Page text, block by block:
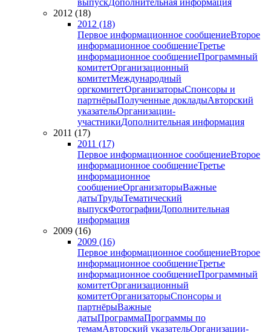
выпускДополнительная информация
2012 (18)
2012 (18)
Первое информационное сообщениеВторое
информационное сообщениеТретье
информационное сообщениеПрограммный
комитетОрганизационный
комитетМеждународный
оргкомитетОрганизаторыСпонсоры и
партнёрыПолученные докладыАвторский
указательОрганизации-
участникиДополнительная информация
2011 (17)
2011 (17)
Первое информационное сообщениеВторое
информационное сообщениеТретье
информационное
сообщениеОрганизаторыВажные
датыТрудыТематический
выпускФотографииДополнительная
информация
2009 (16)
2009 (16)
Первое информационное сообщениеВторое
информационное сообщениеТретье
информационное сообщениеПрограммный
комитетОрганизационный
комитетОрганизаторыСпонсоры и
партнёрыВажные
датыПрограммаПрограммы по
темамАвторский указательОрганизации-